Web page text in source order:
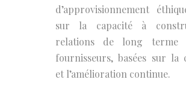
d’approvisionnement
sur la capacité à
relations de long terme
fournisseurs, basées sur la
et l’amélioration continue.